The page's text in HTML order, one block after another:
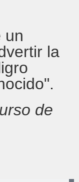
un
la
de